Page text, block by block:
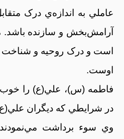
عاملي به اندازه‌ي درک
آرامش‌بخش و سازنده
است و درک روحيه و شناخت
اوست.
فاطمه (س)، علي(ع) را
در شرايطي که ديگران
وي سوء برداشت